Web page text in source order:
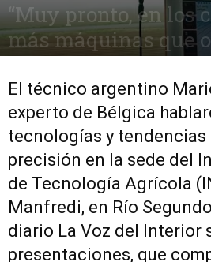
“Muy pronto, en los
más máquinas que
El técnico argentino
experto de Bélgica
tecnologías y
precisión en la sede del
de Tecnología Agrícola
Manfredi, en Río
diario La Voz del Interior
presentaciones, que